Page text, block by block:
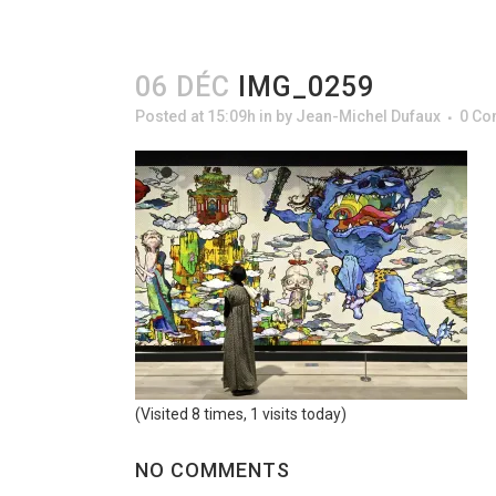
06 DÉC IMG_0259
Posted at 15:09h in by Jean-Michel Dufaux 0
(Visited 8 times, 1 visits today)
NO COMMENTS